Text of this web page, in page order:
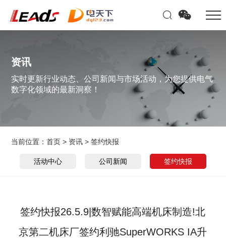
资讯
实时更新行业动态、公司新闻与市场活动，为您提供电气
数字化领域的最新洞察！
当前位置：首页 > 资讯 >签约快报
活动中心 公司新闻 签约快报
签约快报26.5.9|数智赋能高端机床制造!北
京第二机床厂签约利驰SuperWORKS IA升